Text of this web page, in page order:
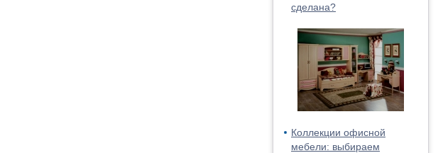
сделана?
Коллекции офисной
мебели: выбираем